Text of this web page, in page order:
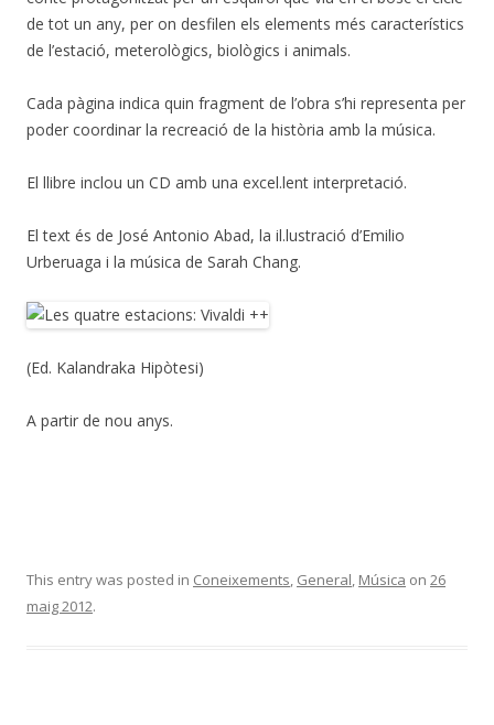
de tot un any, per on desfilen els elements més característics
de l’estació, meterològics, biològics i animals.
Cada pàgina indica quin fragment de l’obra s’hi representa per
poder coordinar la recreació de la història amb la música.
El llibre inclou un CD amb una excel.lent interpretació.
El text és de José Antonio Abad, la il.lustració d’Emilio
Urberuaga i la música de Sarah Chang.
(Ed. Kalandraka Hipòtesi)
A partir de nou anys.
This entry was posted in Coneixements General Música on 26
maig 2012.